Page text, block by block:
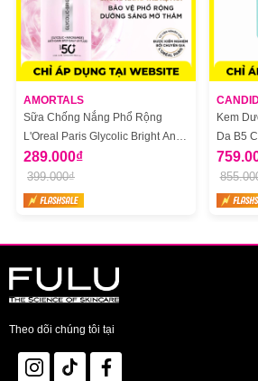
AMORTALS
Sữa Chống Nắng Phổ Rộng
L'Oreal Paris Glycolic Bright Anti
Dark Spot Mờ Thâm Nám 50ml
289.000₫
399.000₫
Kem
Da B5
Repair
Theo dõi chúng tôi tại